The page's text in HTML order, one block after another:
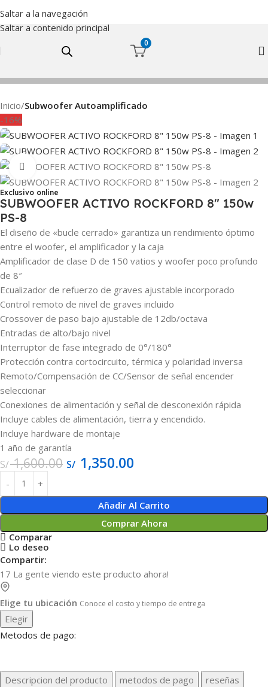
Saltar a la navegación
Saltar a contenido principal
0
Inicio Subwoofer Autoamplificado
-16%
Haga Click para agrandar
Exclusivo online
SUBWOOFER ACTIVO ROCKFORD 8″ 150w
PS-8
El diseño de «bucle cerrado» garantiza un rendimiento óptimo
entre el woofer, el amplificador y la caja
Amplificador de clase D de 150 vatios y woofer poco profundo
de 8″
Ecualizador de refuerzo de graves ajustable incorporado
Control remoto de nivel de graves incluido
Crossover de paso bajo ajustable de 12db/octava
Entradas de alto/bajo nivel
Interruptor de fase integrado de 0°/180°
Protección contra cortocircuito, térmica y polaridad inversa
Remoto/Compensación de CC/Sensor de señal encender
seleccionar
Conexiones de alimentación y señal de desconexión rápida
Incluye cables de alimentación, tierra y encendido.
Incluye hardware de montaje
1 año de garantía
S/1,600.00 S/ 1,350.00
Añadir Al Carrito
Comprar Ahora
Comparar
Lo deseo
Compartir:
17 La gente viendo este producto ahora!
Elige tu ubicación Conoce el costo y tiempo de entrega
Elegir
Metodos de pago:
Descripcion del producto metodos de pago reseñas